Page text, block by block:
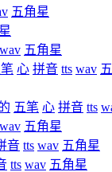
五角星
wav 五角星
心 拼音 tts wav
五笔 心 拼音 tts
wav 五角星
音 tts wav 五角星
tts wav 五角星